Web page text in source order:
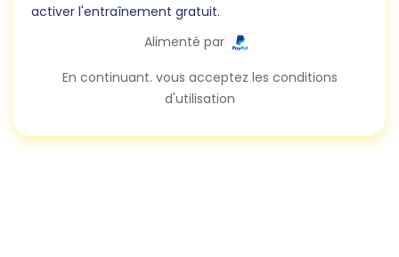
activer l'entraînement gratuit.
Alimenté par
En continuant. vous acceptez les conditions
d'utilisation